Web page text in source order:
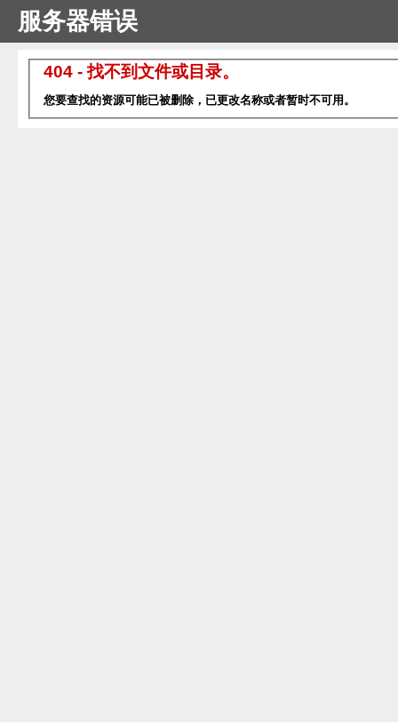
服务器错误
404 - 找不到文件或目录。
您要查找的资源可能已被删除，已更改名称或者暂时不可用。